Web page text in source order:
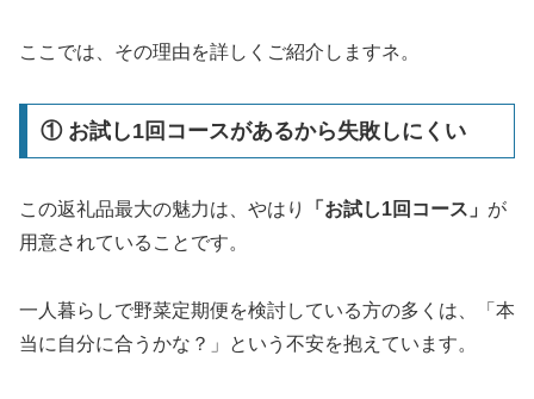
ここでは、その理由を詳しくご紹介しますネ。
① お試し1回コースがあるから失敗しにくい
この返礼品最大の魅力は、やはり 「お試し1回コース」 が
用意されていることです。
一人暮らしで野菜定期便を検討している方の多くは、「本
当に自分に合うかな？」という不安を抱えています。